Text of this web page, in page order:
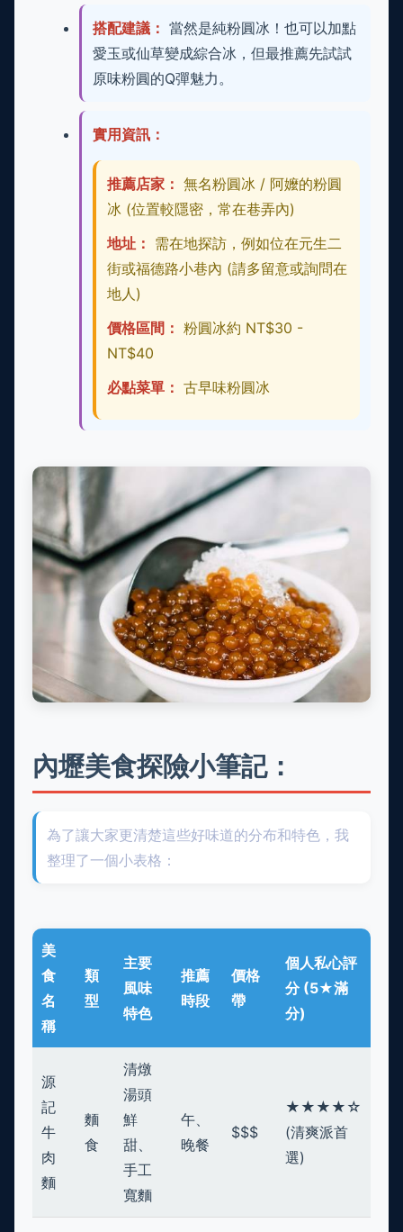
搭配建議： 當然是純粉圓冰！也可以加點
愛玉或仙草變成綜合冰，但最推薦先試試
原味粉圓的Q彈魅力。
實用資訊：
推薦店家： 無名粉圓冰 / 阿嬤的粉圓
冰 (位置較隱密，常在巷弄內)
地址： 需在地探訪，例如位在元生二
街或福德路小巷內 (請多留意或詢問在
地人)
價格區間： 粉圓冰約 NT$30 -
NT$40
必點菜單： 古早味粉圓冰
內壢美食探險小筆記：
為了讓大家更清楚這些好味道的分布和特色，我
整理了一個小表格：
美
食
名
稱
類
型
主要
風味
特色
推薦
時段
價格
帶
個人私心評
分 (5★滿
分)
源
記
牛
肉
麵
麵
食
清燉
湯頭
鮮
甜、
手工
寬麵
午、
晚餐
$$$
★★★★☆
(清爽派首
選)